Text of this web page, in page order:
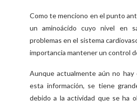
Como te menciono en el punto
un aminoácido cuyo nivel en
problemas en el sistema
importancia mantener un control
Aunque actualmente aún no
esta información, se tiene
debido a la actividad que se ha